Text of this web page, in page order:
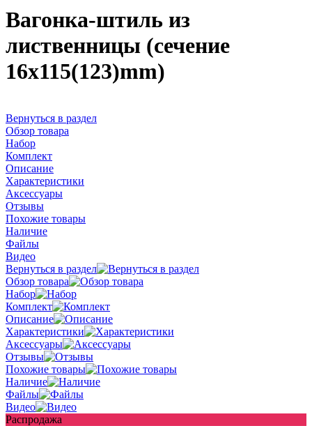
Вагонка-штиль из
лиственницы (сечение
16x115(123)mm)
Вернуться в раздел
Обзор товара
Набор
Комплект
Описание
Характеристики
Аксессуары
Отзывы
Похожие товары
Наличие
Файлы
Видео
Вернуться в раздел
Обзор товара
Набор
Комплект
Описание
Характеристики
Аксессуары
Отзывы
Похожие товары
Наличие
Файлы
Видео
Распродажа